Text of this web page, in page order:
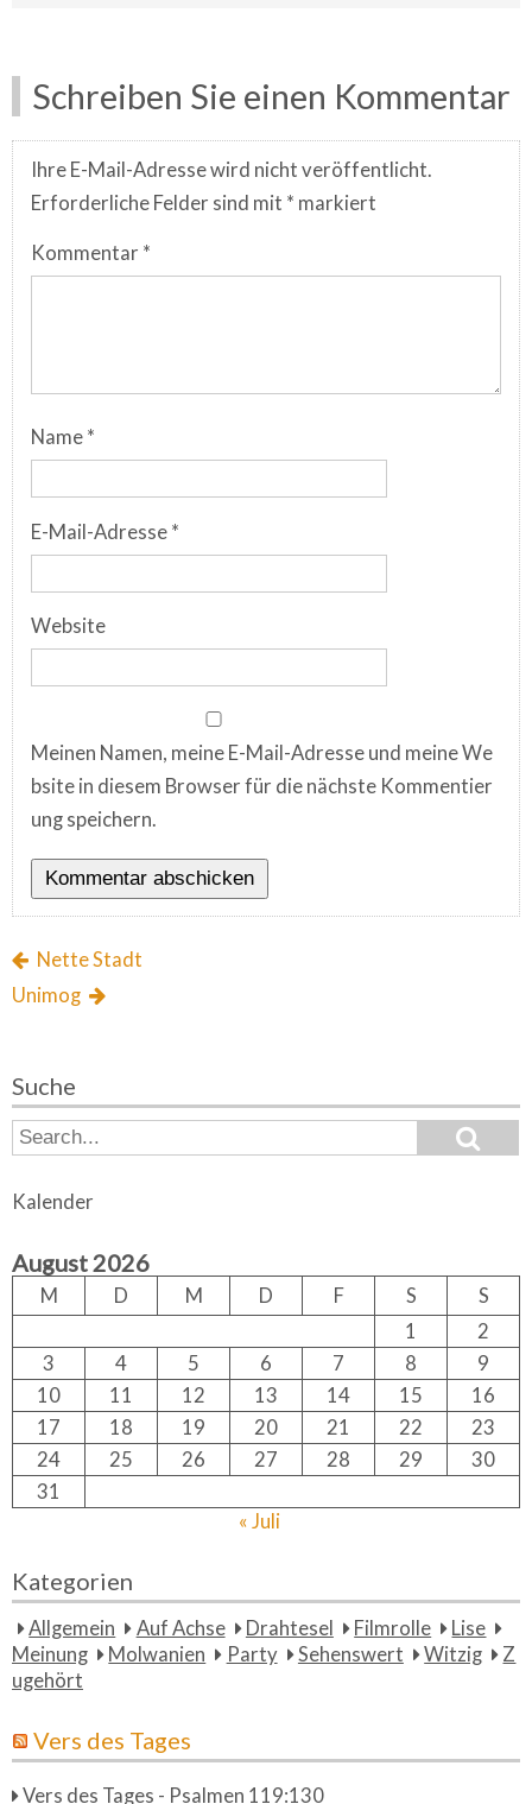
Schreiben Sie einen Kommentar
Ihre E-Mail-Adresse wird nicht veröffentlicht.
Erforderliche Felder sind mit * markiert
Kommentar *
Name *
E-Mail-Adresse *
Website
Meinen Namen, meine E-Mail-Adresse und meine We
bsite in diesem Browser für die nächste Kommentier
ung speichern.
Nette Stadt
Unimog
Suche
S
e
r
h
o
r:
e
Kalender
August 2026
M D M D F S
S
1
2
3
4 5 6 7 8
9
10
11 12 13 14 15
16
17
18 19 20 21 22
23
24
25 26 27 28 29
30
31
« Juli
Kategorien
Allgemein Auf Achse Drahtesel Filmrolle
Lise
Meinung
Molwanien Party Sehenswert Witzig
Z
ugehört
Vers des Tages
Vers des Tages - Psalmen 119:130